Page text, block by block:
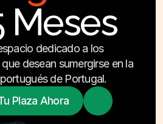
Meses
dedicado a los
desean sumergirse en la
de Portugal.
Plaza Ahora